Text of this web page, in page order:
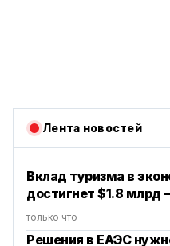
Лента новостей
Вклад туризма в
достигнет $1.8 млрд
только что
Решения в ЕАЭС